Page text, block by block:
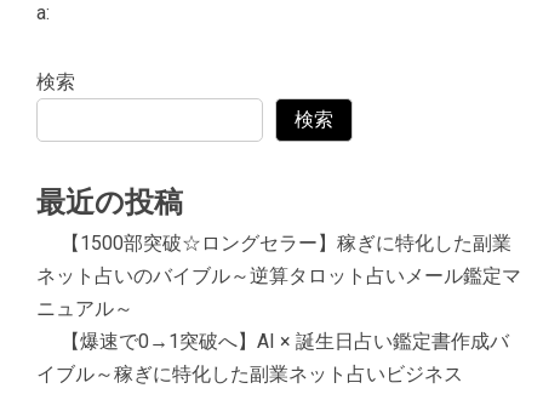
a:
検索
検索
最近の投稿
【1500部突破☆ロングセラー】稼ぎに特化した副業
ネット占いのバイブル～逆算タロット占いメール鑑定マ
ニュアル～
【爆速で0→1突破へ】AI × 誕生日占い鑑定書作成バ
イブル～稼ぎに特化した副業ネット占いビジネス